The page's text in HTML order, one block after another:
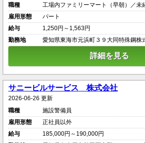
職種
工場内ファミリーマート（早朝）／未
雇用形態
パート
給与
1,250円～1,563円
勤務地
愛知県東海市元浜町３９大同特殊鋼
詳細を見る
サニービルサービス 株式会社
2026-06-26 更新
職種
施設警備員
雇用形態
正社員以外
給与
185,000円～190,000円